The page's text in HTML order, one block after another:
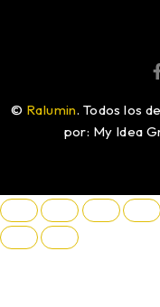
© Ralumin. Todos los
por: My Idea